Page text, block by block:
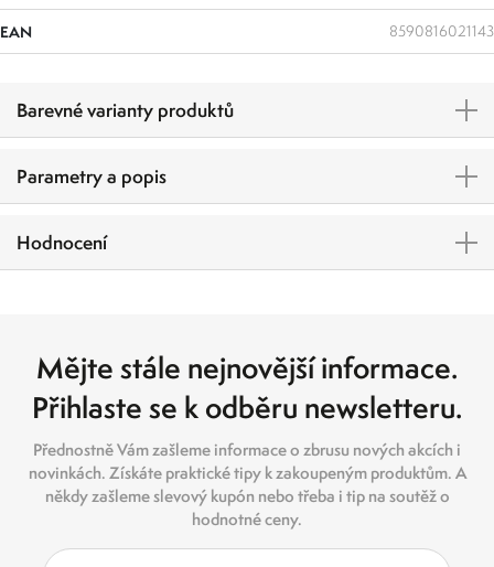
EAN 8590816021143
Barevné varianty produktů
Parametry a popis
Hodnocení
Mějte stále nejnovější informace.
Přihlaste se k odběru newsletteru.
Přednostně Vám zašleme informace o zbrusu nových akcích i
novinkách. Získáte praktické tipy k zakoupeným produktům. A
někdy zašleme slevový kupón nebo třeba i tip na soutěž o
hodnotné ceny.